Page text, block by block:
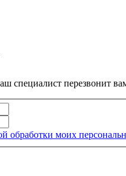
специалист перезвонит
обработки моих